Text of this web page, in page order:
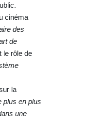
cinéma
des
de
le rôle de
la
plus en plus
une